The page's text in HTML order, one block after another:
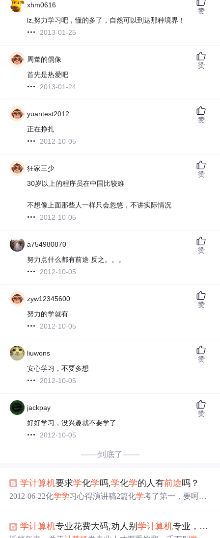
xhm0616
lz,努力学习吧，懂的多了，自然可以到达那种境界！
2013-01-25
赞
周董的偶像
首先是热爱吧
2013-01-24
赞
yuantest2012
正在挣扎
2012-10-05
赞
狂家三少
30岁以上的程序员在中国比较难
不想像上面那些人一样只会忽悠，不讲实际情况
2012-10-05
赞
a754980870
努力点什么都有前途 反之。。。
2012-10-05
赞
zyw12345600
努力的学就有
2012-10-05
赞
liuwons
安心学习，不要多想
2012-10-05
赞
jackpay
好好学习，没兴趣就不要学了
2012-10-05
赞
——到底了——
学计算机要求学化学吗,学化学的人有前途吗？
2012-06-22化学学习心得演讲稿2篇化学考了第一，要呵
考(开城公布大家都懂的得，其实你能考第一肯定有个人的
学计算机专业花费大码,劝人别学计算机专业，相当于断人发财的